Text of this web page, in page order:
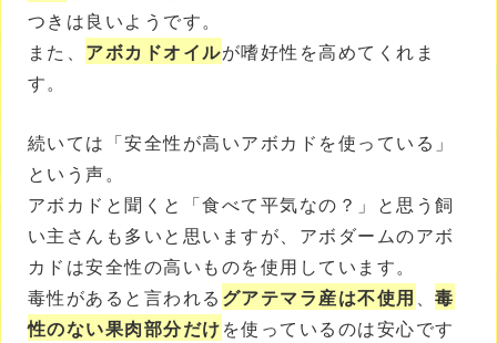
つきは良いようです。
また、 アボカドオイルが嗜好性を高めてくれま
す。
続いては「安全性が高いアボカドを使っている」
という声。
アボカドと聞くと「食べて平気なの？」と思う飼
い主さんも多いと思いますが、アボダームのアボ
カドは安全性の高いものを使用しています。
毒性があると言われる グアテマラ産は不使用 、 毒
性のない果肉部分だけを使っているのは安心です